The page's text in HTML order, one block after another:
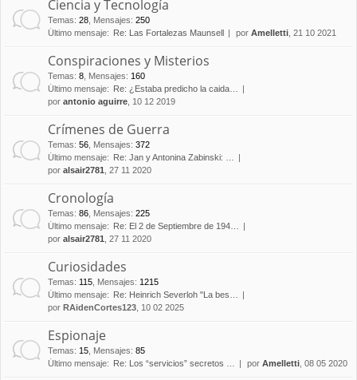
Ciencia y Tecnología
Temas: 28 Mensajes: 250
Último mensaje:
Re: Las Fortalezas Maunsell por Amelletti , 21 10 2021
Conspiraciones y Misterios
Temas: 8 Mensajes: 160
Último mensaje:
Re: ¿Estaba predicho la caida…
por antonio aguirre , 10 12 2019
Crímenes de Guerra
Temas: 56 Mensajes: 372
Último mensaje:
Re: Jan y Antonina Zabinski: …
por alsair2781 , 27 11 2020
Cronología
Temas: 86 Mensajes: 225
Último mensaje:
Re: El 2 de Septiembre de 194…
por alsair2781 , 27 11 2020
Curiosidades
Temas: 115 Mensajes: 1215
Último mensaje:
Re: Heinrich Severloh "La bes…
por RAidenCortes123 , 10 02 2025
Espionaje
Temas: 15 Mensajes: 85
Último mensaje:
Re: Los “servicios” secretos … por Amelletti , 08 05 2020